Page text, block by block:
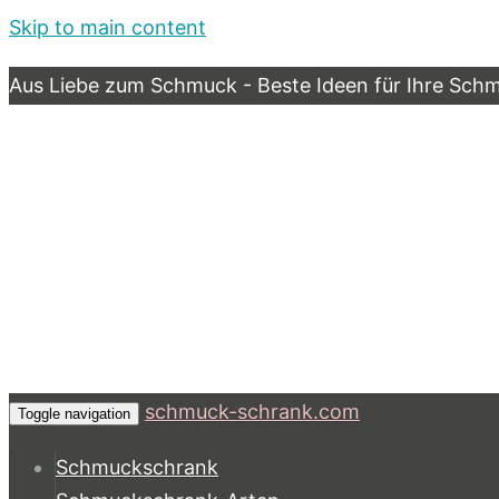
Skip to main content
Aus Liebe zum Schmuck - Beste Ideen für Ihre
Toggle navigation schmuck-schrank.com
Schmuckschrank